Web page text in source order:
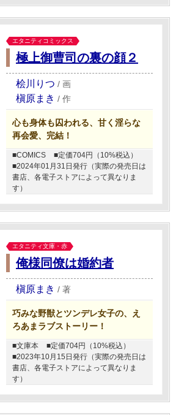
エタニティコミックス
極上御曹司の裏の顔２
桧川りつ / 画
槇原まき / 作
心も身体も囚われる、甘く淫らな
再会愛、完結！
■COMICS
■定価704円（10%税込）
■2024年01月31日発行（実際の発売日は
書店、各電子ストアによって異なりま
す）
エタニティ文庫・赤
俺様同僚は婚約者
槇原まき / 著
巧みな野獣とツンデレ女子の、え
ろあまラブストーリー！
■文庫本
■定価704円（10%税込）
■2023年10月15日発行（実際の発売日は
書店、各電子ストアによって異なりま
す）